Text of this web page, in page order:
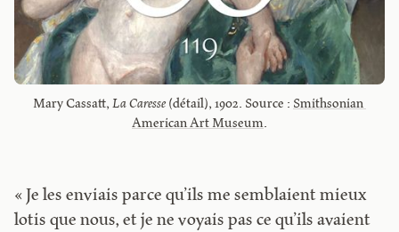
Mary Cassatt, La Caresse (détail), 1902. Source : Smithsonian
American Art Museum.
« Je les enviais parce qu’ils me semblaient mieux
lotis que nous, et je ne voyais pas ce qu’ils avaient